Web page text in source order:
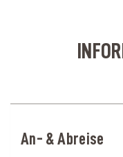
An- & Abreise